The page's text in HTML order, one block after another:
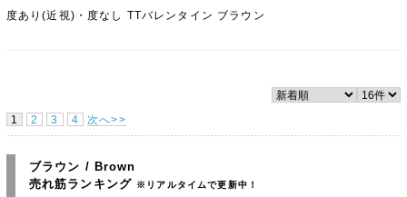
度あり(近視)・度なし TTバレンタイン ブラウン
1 2 3 4 次へ>>
ブラウン / Brown
売れ筋ランキング ※リアルタイムで更新中！